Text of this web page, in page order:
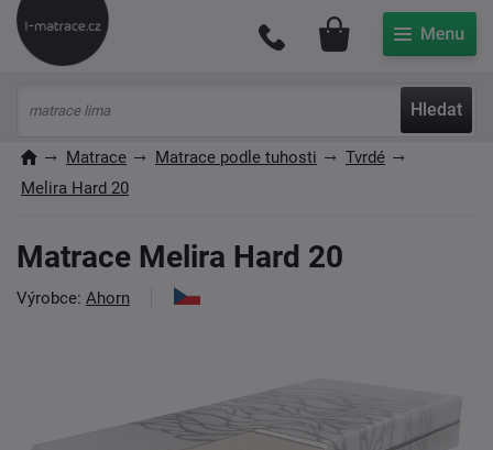
Hledat
Můj účet
Matrace Matrace podle tuhosti
Tvrdé
Melira Hard 20
Matrace Melira Hard 20
Výrobce: Ahorn